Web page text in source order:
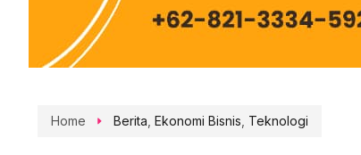
Home Berita Ekonomi Bisnis Teknologi